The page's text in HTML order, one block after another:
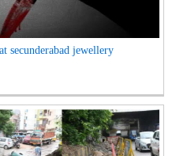
secunderabad jewellery